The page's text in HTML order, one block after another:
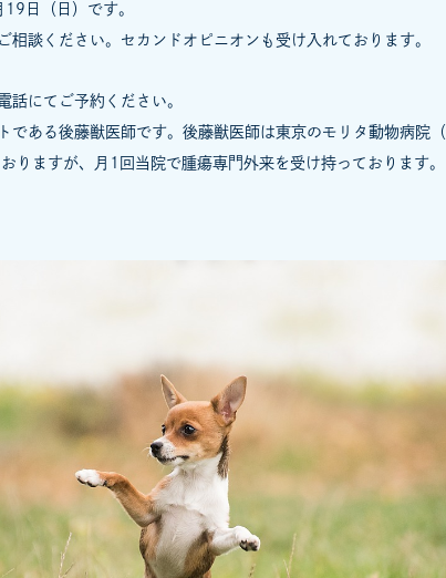
日（日）です。
相談ください。セカンドオピニオンも受け入れております。
話にてご予約ください。
である後藤獣医師です。後藤獣医師は東京のモリタ動物病院（
りますが、月1回当院で腫瘍専門外来を受け持っております。